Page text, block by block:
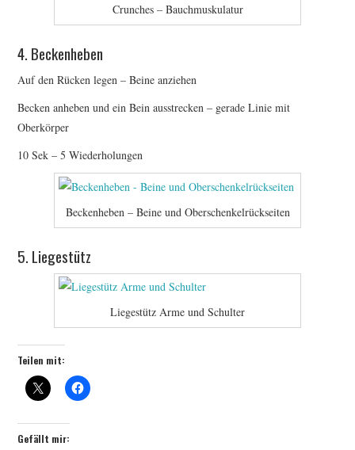
Crunches – Bauchmuskulatur
4. Beckenheben
Auf den Rücken legen – Beine anziehen
Becken anheben und ein Bein ausstrecken – gerade Linie mit
Oberkörper
10 Sek – 5 Wiederholungen
Beckenheben – Beine und Oberschenkelrückseiten
5. Liegestütz
Liegestütz Arme und Schulter
Teilen mit:
Gefällt mir: